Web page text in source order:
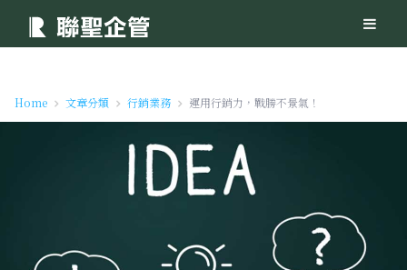
Home 文章分類 行銷業務 運用行銷力，戰勝不景氣！